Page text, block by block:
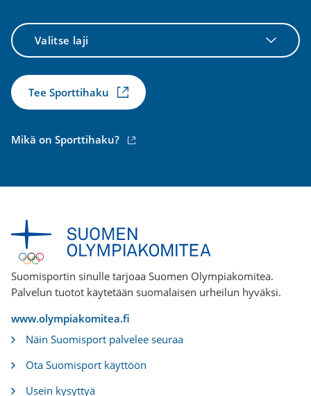
Valitse
laji
Tee Sporttihaku
Mikä on Sporttihaku? (ulkoinen
Suomisportin sinulle tarjoaa Suomen Olympiakomitea.
Palvelun tuotot käytetään suomalaisen urheilun hyväksi.
www.olympiakomitea.fi
Näin Suomisport palvelee seuraa
Ota Suomisport käyttöön
Usein kysyttyä